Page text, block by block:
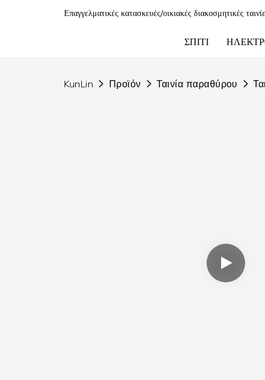
Επαγγελματικές κατασκευές/οικιακές διακοσμητικές
ΣΠΊΤΙ
KunLin Προϊόν Ταινία παραθύρου